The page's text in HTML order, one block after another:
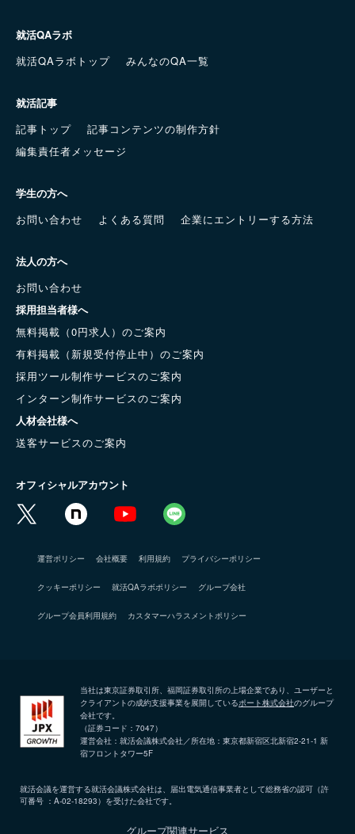
就活QAラボ
就活QAラボトップ
みんなのQA一覧
就活記事
記事トップ
記事コンテンツの制作方針
編集責任者メッセージ
学生の方へ
お問い合わせ
よくある質問 企業にエントリーする方法
法人の方へ
お問い合わせ
採用担当者様へ
無料掲載（0円求人）のご案内
有料掲載（新規受付停止中）のご案内
採用ツール制作サービスのご案内
インターン制作サービスのご案内
人材会社様へ
送客サービスのご案内
オフィシャルアカウント
運営ポリシー 会社概要 利用規約 プライバシーポリシー
クッキーポリシー 就活QAラボポリシー グループ会社
グループ会員利用規約 カスタマーハラスメントポリシー
当社は東京証券取引所、福岡証券取引所の上場企業であり、ユーザーと
クライアントの成約支援事業を展開しているポート株式会社のグループ
会社です。
（証券コード：7047）
運営会社：就活会議株式会社／所在地：東京都新宿区北新宿2-21-1 新
宿フロントタワー5F
就活会議を運営する就活会議株式会社は、届出電気通信事業者として総務省の認可（許
可番号 ：A-02-18293）を受けた会社です。